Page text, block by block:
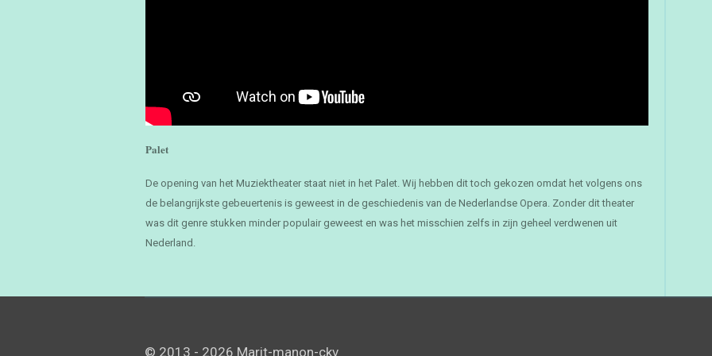
Palet
De opening van het Muziektheater staat niet in het Palet. Wij hebben dit toch gekozen omdat het volgens ons
de belangrijkste gebeuertenis is geweest in de geschiedenis van de Nederlandse Opera. Zonder dit theater
was dit genre stukken minder populair geweest en was het misschien zelfs in zijn geheel verdwenen uit
Nederland.
© 2013 - 2026 Marit-manon-ckv